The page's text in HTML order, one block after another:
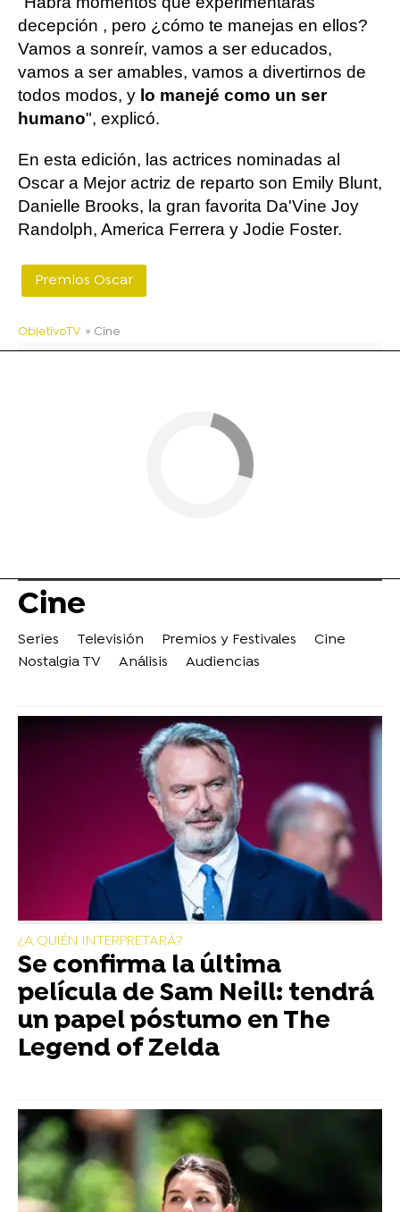
decepción , pero ¿cómo te manejas en ellos?
Vamos a sonreír, vamos a ser educados,
vamos a ser amables, vamos a divertirnos de
todos modos, y lo manejé como un ser
humano", explicó.
En esta edición, las actrices nominadas al
Oscar a Mejor actriz de reparto son Emily Blunt,
Danielle Brooks, la gran favorita Da'Vine Joy
Randolph, America Ferrera y Jodie Foster.
Premios Oscar
ObjetivoTV » Cine
Cine
Series Televisión Premios y Festivales
Cine
Nostalgia TV
Análisis Audiencias
¿A QUIÉN INTERPRETARÁ?
Se confirma la última
película de Sam Neill: tendrá
un papel póstumo en The
Legend of Zelda